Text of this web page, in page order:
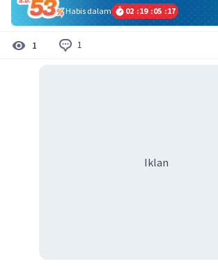
Habis dalam
02 :19 :05 :17
1 1
Iklan